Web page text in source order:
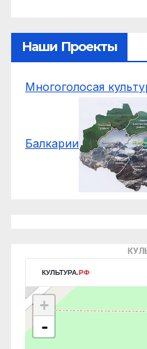
Наши Проекты
Многоголосая
Балкарии